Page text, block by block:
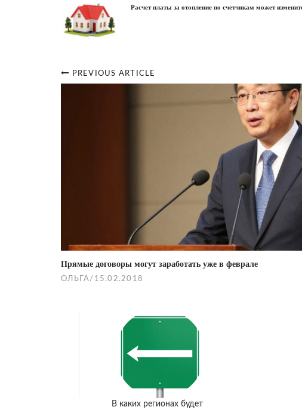
Расчет платы за отопление по счетчикам может
Post
PREVIOUS ARTICLE
Прямые договоры могут заработать уже в феврале
ОЛЬГА / 15.02.2018
В каких регионах будет